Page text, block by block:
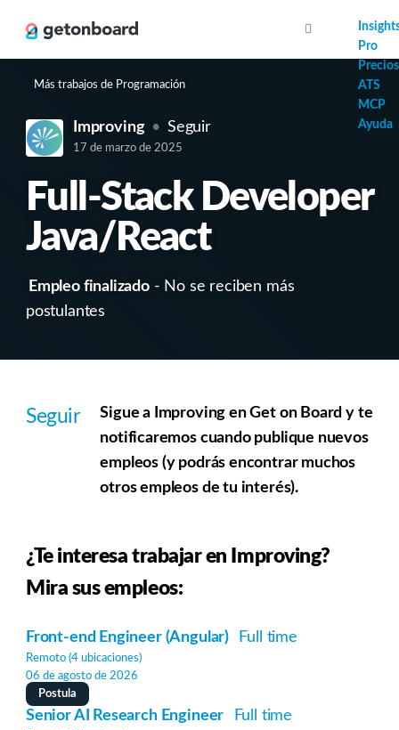
Pro
Precios
ATS
MCP
Ayuda
Más trabajos de Programación
Improving Seguir
17 de marzo de 2025
Full-Stack Developer
Java/React
Empleo finalizado- No se reciben más
postulantes
Seguir
Sigue a Improving en Get on Board y te
notificaremos cuando publique nuevos
empleos (y podrás encontrar muchos
otros empleos de tu interés).
¿Te interesa trabajar en Improving?
Mira sus empleos:
Front-end Engineer (Angular) Full time
Remoto (4 ubicaciones)
06 de agosto de 2026
Postula
Senior AI Research Engineer Full time